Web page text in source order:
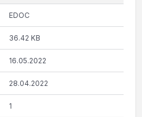
EDOC
36.42 KB
16.05.2022
28.04.2022
1